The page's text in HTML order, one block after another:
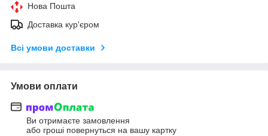
Нова Пошта
Доставка кур'єром
Всі умови доставки
Умови оплати
Ви отримаєте замовлення
або гроші повернуться на вашу картку